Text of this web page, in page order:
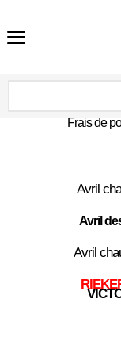
Frais de
Avril
Avril
Avril